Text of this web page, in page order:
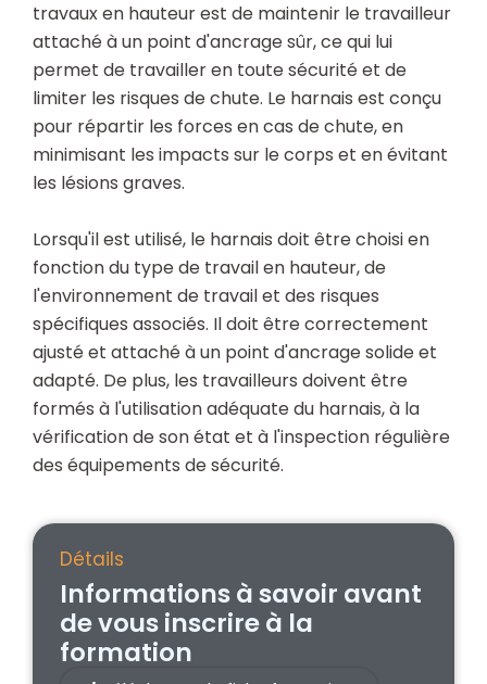
travaux en hauteur est de maintenir le travailleur
attaché à un point d'ancrage sûr, ce qui lui
permet de travailler en toute sécurité et de
limiter les risques de chute. Le harnais est conçu
pour répartir les forces en cas de chute, en
minimisant les impacts sur le corps et en évitant
les lésions graves.
Lorsqu'il est utilisé, le harnais doit être choisi en
fonction du type de travail en hauteur, de
l'environnement de travail et des risques
spécifiques associés. Il doit être correctement
ajusté et attaché à un point d'ancrage solide et
adapté. De plus, les travailleurs doivent être
formés à l'utilisation adéquate du harnais, à la
vérification de son état et à l'inspection régulière
des équipements de sécurité.
Détails
Informations à savoir avant
de vous inscrire à la
formation